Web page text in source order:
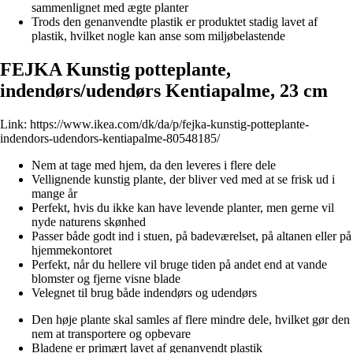
sammenlignet med ægte planter
Trods den genanvendte plastik er produktet stadig lavet af
plastik, hvilket nogle kan anse som miljøbelastende
FEJKA Kunstig potteplante,
indendørs/udendørs Kentiapalme, 23 cm
Link: https://www.ikea.com/dk/da/p/fejka-kunstig-potteplante-
indendors-udendors-kentiapalme-80548185/
Nem at tage med hjem, da den leveres i flere dele
Vellignende kunstig plante, der bliver ved med at se frisk ud i
mange år
Perfekt, hvis du ikke kan have levende planter, men gerne vil
nyde naturens skønhed
Passer både godt ind i stuen, på badeværelset, på altanen eller på
hjemmekontoret
Perfekt, når du hellere vil bruge tiden på andet end at vande
blomster og fjerne visne blade
Velegnet til brug både indendørs og udendørs
Den høje plante skal samles af flere mindre dele, hvilket gør den
nem at transportere og opbevare
Bladene er primært lavet af genanvendt plastik